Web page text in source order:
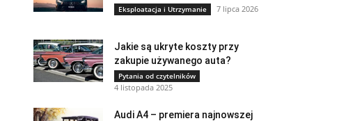
Eksploatacja i Utrzymanie 7 lipca 2026
Jakie są ukryte koszty przy
zakupie używanego auta?
Pytania od czytelników
4 listopada 2025
Audi A4 – premiera najnowszej